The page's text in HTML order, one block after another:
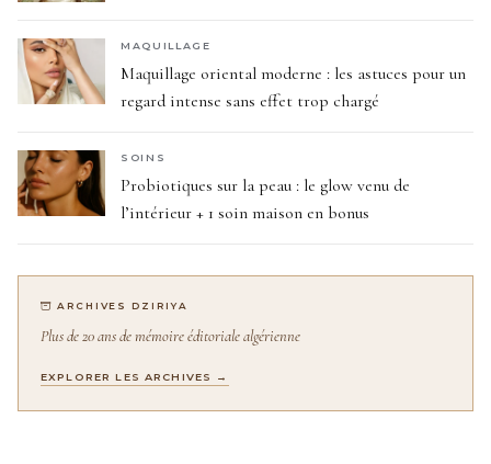
MAQUILLAGE
Maquillage oriental moderne : les astuces pour un
regard intense sans effet trop chargé
SOINS
Probiotiques sur la peau : le glow venu de
l’intérieur + 1 soin maison en bonus
ARCHIVES DZIRIYA
Plus de 20 ans de mémoire éditoriale algérienne
EXPLORER LES ARCHIVES →